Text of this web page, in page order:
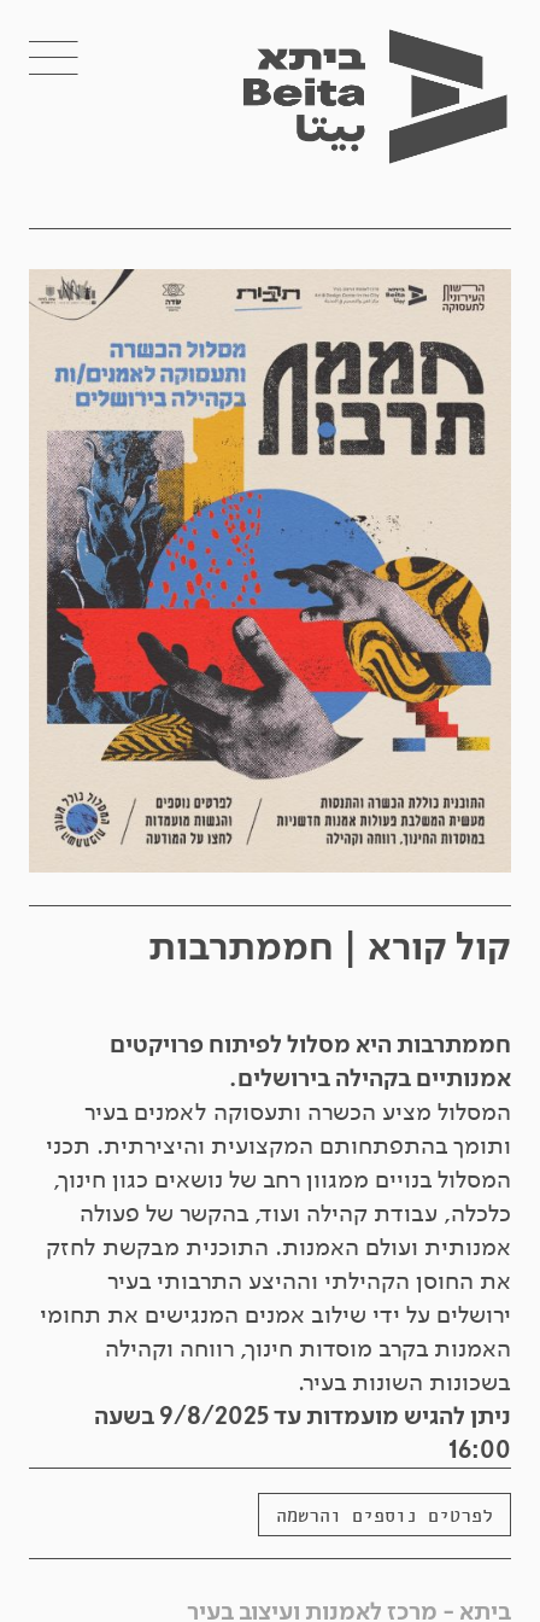
קול קורא | חממתרבות
חממתרבות היא מסלול לפיתוח פרויקטים
אמנותיים בקהילה בירושלים.
המסלול מציע הכשרה ותעסוקה לאמנים בעיר
ותומך בהתפתחותם המקצועית והיצירתית. תכני
המסלול בנויים ממגוון רחב של נושאים כגון חינוך,
כלכלה, עבודת קהילה ועוד, בהקשר של פעולה
אמנותית ועולם האמנות. התוכנית מבקשת לחזק
את החוסן הקהילתי וההיצע התרבותי בעיר
ירושלים על ידי שילוב אמנים המנגישים את תחומי
האמנות בקרב מוסדות חינוך, רווחה וקהילה
בשכונות השונות בעיר.
ניתן להגיש מועמדות עד 9/8/2025 בשעה
16:00
לפרטים נוספים והרשמה
ביתא - מרכז לאמנות ועיצוב בעיר